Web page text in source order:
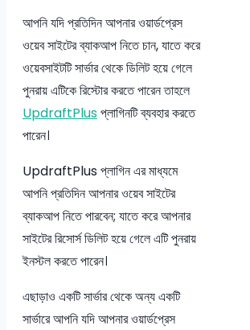
আপনি যদি প্রতিদিন আপনার ওয়ার্ডপ্রেস
ওয়েব সাইটের ব্যাকআপ নিতে চান, যাতে করে
ওয়েবসাইটটি সার্ভার থেকে ডিলিট হয়ে গেলে
পুনরায় এটিকে রিস্টোর করতে পারেন তাহলে
UpdraftPlusপ্লাগিনটি ব্যবহার করতে
পারেন।
UpdraftPlus প্লাগিন এর মাধ্যমে
আপনি প্রতিদিন আপনার ওয়েব সাইটের
ব্যাকআপ নিতে পারবেন; যাতে করে আপনার
সাইটের রিসোর্স ডিলিট হয়ে গেলে এটি পুনরায়
ইনস্টল করতে পারেন।
এছাড়াও একটি সার্ভার থেকে অন্য একটি
সার্ভারে আপনি যদি আপনার ওয়ার্ডপ্রেস